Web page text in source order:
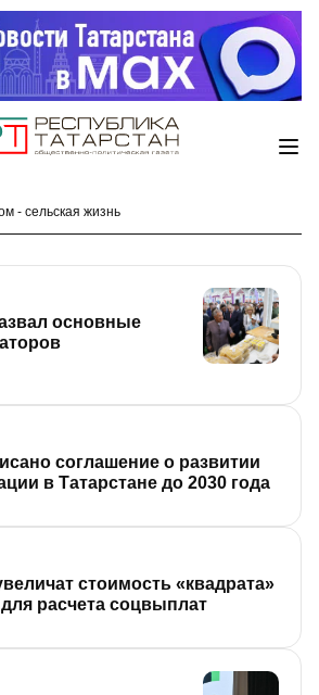
- сельская жизнь
основные
соглашение о развитии
в Татарстане до 2030 года
стоимость «квадрата»
расчета соцвыплат